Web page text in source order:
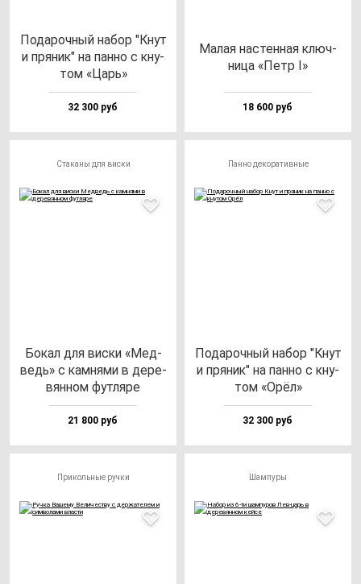
Пода­роч­ный на­бор "Кнут
и пря­ник" на пан­но с кну­
том «Царь»
32 300 руб
Малая нас­тен­ная ключ­
ни­ца «Петр I»
18 600 руб
Стаканы для виски
Бокал для вис­ки «Мед­
ведь» с кам­ня­ми в де­ре­
вян­ном фут­ля­ре
21 800 руб
Панно декоративные
Пода­роч­ный на­бор "Кнут
и пря­ник" на пан­но с кну­
том «Орёл»
32 300 руб
Прикольные ручки Шампуры